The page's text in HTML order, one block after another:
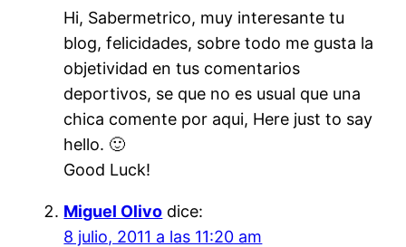
Hi, Sabermetrico, muy interesante tu
blog, felicidades, sobre todo me gusta la
objetividad en tus comentarios
deportivos, se que no es usual que una
chica comente por aqui, Here just to say
hello. 🙂
Good Luck!
Miguel Olivo dice:
8 julio, 2011 a las 11:20 am